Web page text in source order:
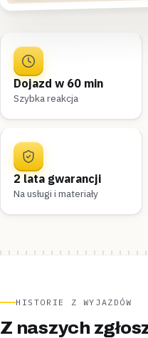
Dojazd w 60 min
Szybka reakcja
2 lata gwarancji
Na usługi i materiały
HISTORIE Z WYJAZDÓW
Z naszych